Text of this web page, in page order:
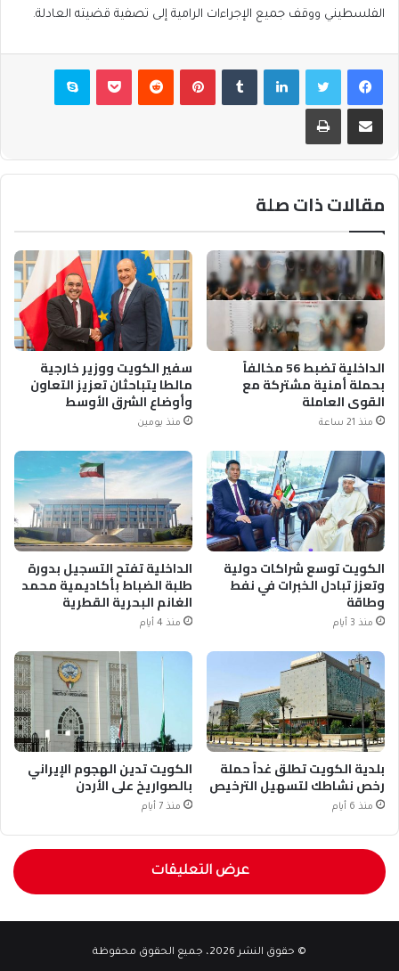
الفلسطيني ووقف جميع الإجراءات الرامية إلى تصفية قضيته العادلة.
فيسبوكتويتر لينكدإن بينتيريست بوكيت سكايب
مشاركة عبر البريد طباعة
مقالات ذات صلة
الداخلية تضبط 56 مخالفاً
بحملة أمنية مشتركة مع
القوى العاملة
منذ 21 ساعة
سفير الكويت ووزير خارجية
مالطا يتباحثان تعزيز التعاون
وأوضاع الشرق الأوسط
منذ يومين
الكويت توسع شراكات دولية
وتعزز تبادل الخبرات في نفط
وطاقة
منذ 3 أيام
الداخلية تفتح التسجيل بدورة
طلبة الضباط بأكاديمية محمد
الغانم البحرية القطرية
منذ 4 أيام
بلدية الكويت تطلق غداً حملة
رخص نشاطك لتسهيل الترخيص
منذ 6 أيام
الكويت تدين الهجوم الإيراني
بالصواريخ على الأردن
منذ 7 أيام
عرض التعليقات
© حقوق النشر 2026، جميع الحقوق محفوظة